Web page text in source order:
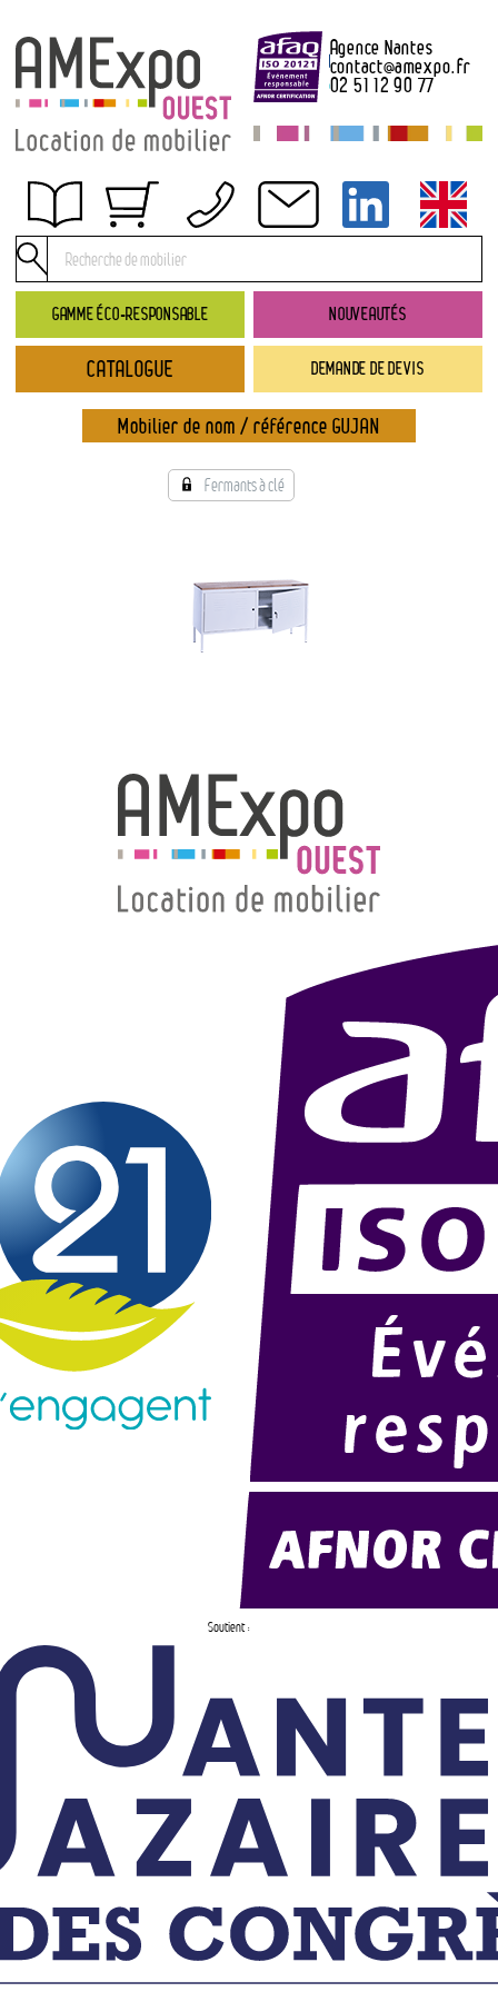
GAMME ÉCO-RESPONSABLE NOUVEAUTÉS
DEMANDE DE DEVIS
Agence Nantes
contact@amexpo.fr
02 51 12 90 77
Obtenir un devis
Conditions générales de location
Conditions de règlement
Contact
Catalogue
→ Nouveautés
→ Gamme éco-responsable
→ Types de mobilier
CATALOGUE
Mobilier de nom / référence GUJAN
Fermants à clé
Soutient :